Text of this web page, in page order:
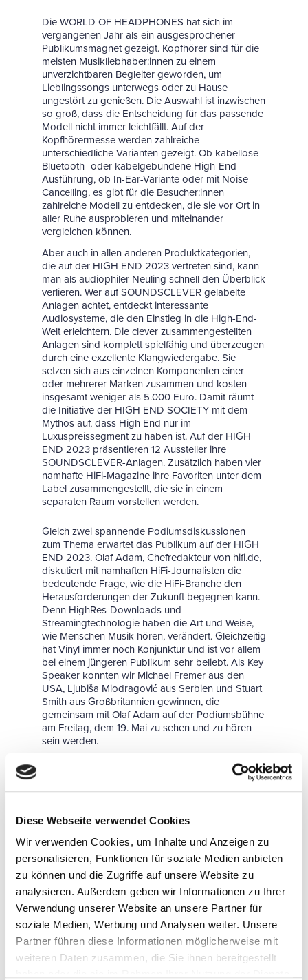
Diese Webseite verwendet Cookies
Wir verwenden Cookies, um Inhalte und Anzeigen zu
personalisieren, Funktionen für soziale Medien anbieten
zu können und die Zugriffe auf unsere Website zu
analysieren. Außerdem geben wir Informationen zu Ihrer
Verwendung unserer Website an unsere Partner für
soziale Medien, Werbung und Analysen weiter. Unsere
Partner führen diese Informationen möglicherweise mit
weiteren Daten zusammen, die Sie ihnen bereitgestellt
Die WORLD OF HEADPHONES hat sich im
vergangenen Jahr als ein ausgesprochener
Publikumsmagnet gezeigt. Kopfhörer sind für die
meisten Musikliebhaber:innen zu einem
unverzichtbaren Begleiter geworden, um
Lieblingssongs unterwegs oder zu Hause
ungestört zu genießen. Die Auswahl ist inzwischen
so groß, dass die Entscheidung für das passende
Modell nicht immer leichtfällt. Auf der
Kopfhörermesse werden zahlreiche
unterschiedliche Varianten gezeigt. Ob kabellose
Bluetooth- oder kabelgebundene High-End-
Ausführung, ob In-Ear-Variante oder mit Noise
Cancelling, es gibt für die Besucher:innen
zahlreiche Modell zu entdecken, die sie vor Ort in
aller Ruhe ausprobieren und miteinander
vergleichen können.
Aber auch in allen anderen Produktkategorien,
die auf der HIGH END 2023 vertreten sind, kann
man als audiophiler Neuling schnell den Überblick
verlieren. Wer auf SOUNDSCLEVER gelabelte
Anlagen achtet, entdeckt interessante
Audiosysteme, die den Einstieg in die High-End-
Welt erleichtern. Die clever zusammengestellten
Anlagen sind komplett spielfähig und überzeugen
durch eine exzellente Klangwiedergabe. Sie
setzen sich aus einzelnen Komponenten einer
oder mehrerer Marken zusammen und kosten
insgesamt weniger als 5.000 Euro. Damit räumt
die Initiative der HIGH END SOCIETY mit dem
Mythos auf, dass High End nur im
Luxuspreissegment zu haben ist. Auf der HIGH
END 2023 präsentieren 12 Aussteller ihre
SOUNDSCLEVER-Anlagen. Zusätzlich haben vier
namhafte HiFi-Magazine ihre Favoriten unter dem
Label zusammengestellt, die sie in einem
separaten Raum vorstellen werden.
Gleich zwei spannende Podiumsdiskussionen
zum Thema erwartet das Publikum auf der HIGH
END 2023. Olaf Adam, Chefredakteur von hifi.de,
diskutiert mit namhaften HiFi-Journalisten die
bedeutende Frage, wie die HiFi-Branche den
Herausforderungen der Zukunft begegnen kann.
Denn HighRes-Downloads und
Streamingtechnologie haben die Art und Weise,
wie Menschen Musik hören, verändert. Gleichzeitig
hat Vinyl immer noch Konjunktur und ist vor allem
bei einem jüngeren Publikum sehr beliebt. Als Key
Speaker konnten wir Michael Fremer aus den
USA, Ljubiša Miodragović aus Serbien und Stuart
Smith aus Großbritannien gewinnen, die
gemeinsam mit Olaf Adam auf der Podiumsbühne
am Freitag, dem 19. Mai zu sehen und zu hören
sein werden.
Einen Tag später, am Samstag, dem 20. Mai greift
der Hamburger Dimi Vesos das Thema in Bezug
auf die digitalen Medien erneut auf. Zusammen mit
Frage nach, was Future Fi für die Community, für
die HiFi-Stores und für die Audio-Branche
generell bedeutet und welche Rolle hierbei die
Sozialen Medien spielen. Er begrüßt auf der
Bühne HiFi-Journalist Bernd Weber, YouTuber
Patrik Scholz, Fachhändler Markus Wierl und Lars
Baumann von der Firma ELAC.
Ein umfangreiches Vortragsprogramm wird es in
diesem Jahr wieder im Rahmen der HIGH END
Kolleg Seminare geben. Spezialisten aus
unterschiedlichen Bereichen der Audiobranche